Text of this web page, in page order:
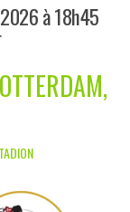
à 18h45